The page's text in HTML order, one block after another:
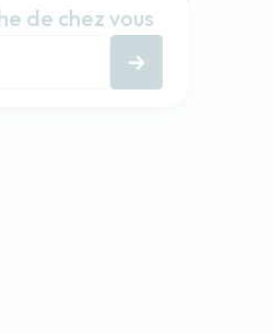
de chez vous